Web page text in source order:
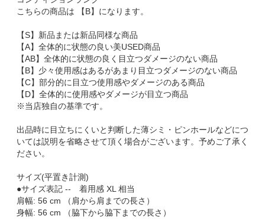
こちらの商品は 【B】になります。
【S】新品または新品同様な商品
【A】全体的に状態の良い美USED商品
【AB】全体的に状態の良く目立つダメージのない商品
【B】少々使用感はあるがあまり目立つダメージのない商品
【C】部分的に目立つ使用感やダメージのある商品
【D】全体的に使用感やダメージが目立つ商品
※当店独自の基準です。
出品時に目立ちにくいと判断した薄シミ・ピンホールなどにつ
いては説明を省略させて頂く場合がございます。予めご了承く
ださい。
サイズ(平置き計測)
●サイズ表記 -- 着用感 XL 相当
肩幅: 56 cm （肩から肩までの長さ）
身幅: 56 cm （脇下から脇下までの長さ）